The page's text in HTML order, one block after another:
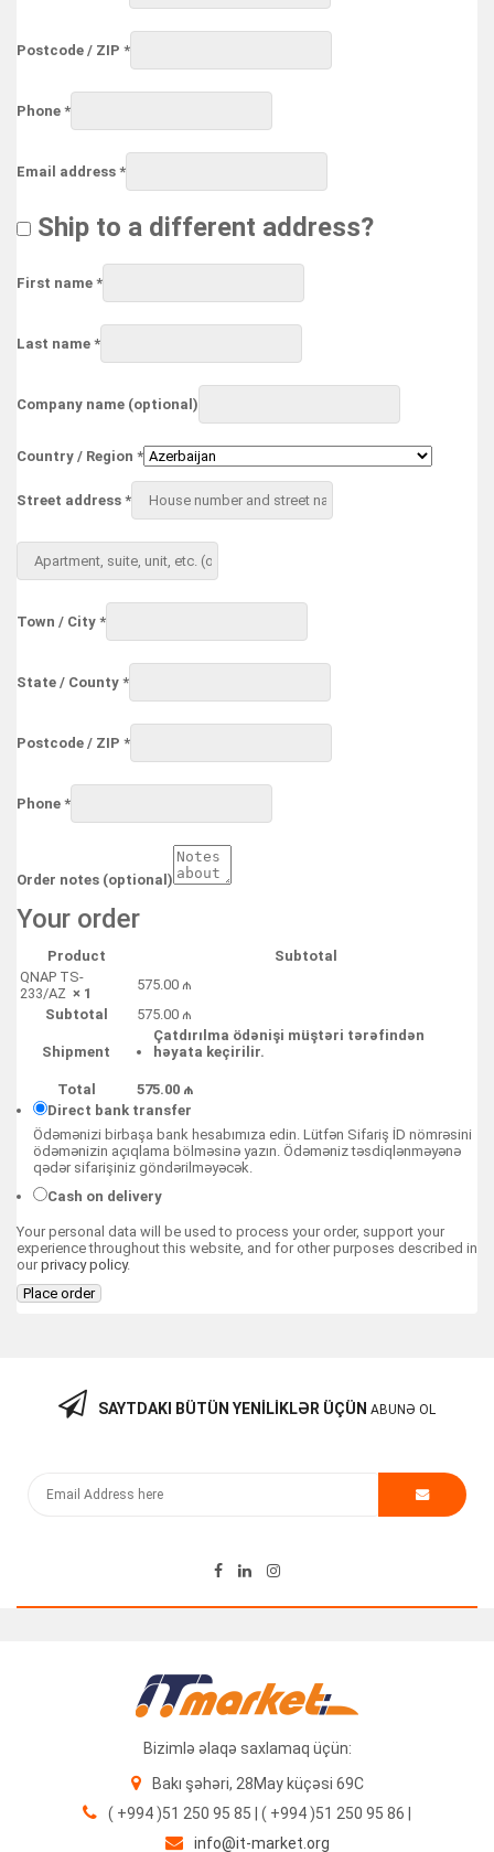
Postcode / ZIP *
Phone *
Email address *
Ship to a different address?
First name *
Last name *
Company name (optional)
Country / Region *
Street address *
Apartment,
suite,
unit,
(optional)
Town / City *
State / County *
Postcode / ZIP *
Phone *
Order notes (optional)
Your order
Product
Subtotal
QNAP TS-
233/AZ × 1
575.00 ₼
Subtotal
575.00 ₼
Shipment
Çatdırılma ödənişi müştəri tərəfindən
həyata keçirilir.
Total 575.00 ₼
Direct bank transfer
Ödəmənizi birbaşa bank hesabımıza edin. Lütfən Sifariş İD nömrəsini
ödəmənizin açıqlama bölməsinə yazın. Ödəməniz təsdiqlənməyənə
qədər sifarişiniz göndərilməyəcək.
Cash on delivery
Your personal data will be used to process your order, support your
experience throughout this website, and for other purposes described in
our privacy policy.
Place order
SAYTDAKI BÜTÜN YENILIKLƏR ÜÇÜN ABUNƏ OL
Bizimlə əlaqə saxlamaq üçün:
Bakı şəhəri, 28May küçəsi 69C
( +994 )51 250 95 85 | ( +994 )51 250 95 86 |
info@it-market.org